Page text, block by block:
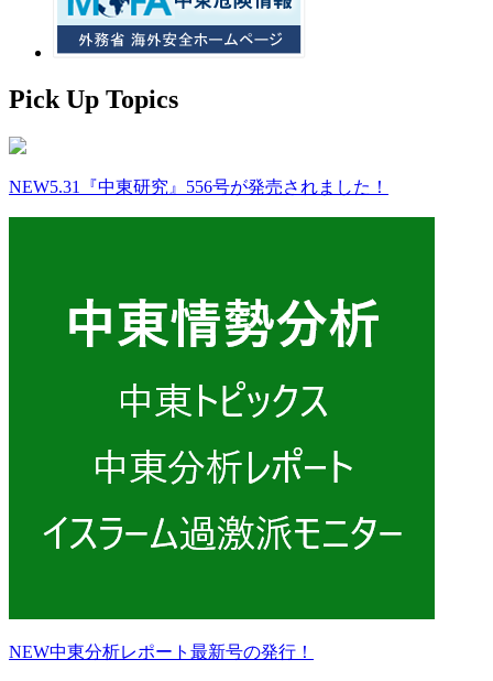
Pick Up Topics
NEW5.31『中東研究』556号が発売されました！
NEW中東分析レポート最新号の発行！